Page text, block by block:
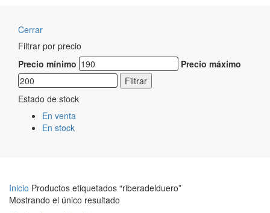
Cerrar
Filtrar por precio
Precio mínimo
Precio máximo
Filtrar
Estado de stock
En venta
En stock
Inicio Productos etiquetados “riberadelduero”
Mostrando el único resultado